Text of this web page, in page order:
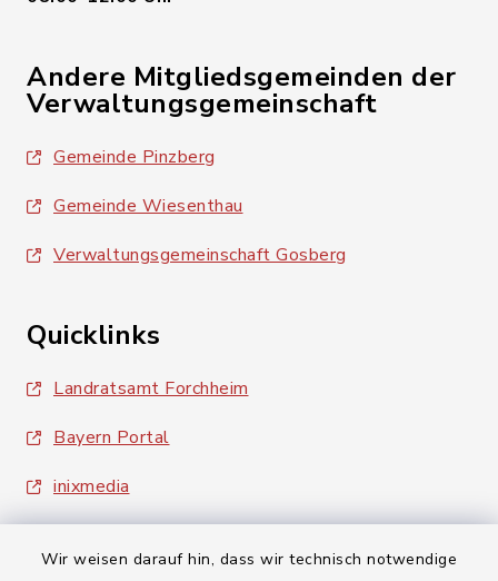
Wir weisen darauf hin, dass wir technisch notwendige
Andere Mitgliedsgemeinden der
Verwaltungsgemeinschaft
Gemeinde Pinzberg
Gemeinde Wiesenthau
Verwaltungsgemeinschaft Gosberg
Quicklinks
Landratsamt Forchheim
Bayern Portal
inixmedia